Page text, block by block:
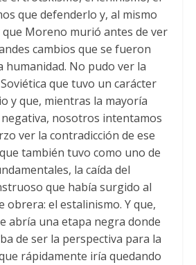
que defenderlo y, al mismo
Moreno murió antes de ver
cambios que se fueron
humanidad. No pudo ver la
que tuvo un carácter
y que, mientras la mayoría
nosotros intentamos
ver la contradicción de ese
también tuvo como uno de
la caída del
que había surgido al
obrera: el estalinismo. Y que,
abría una etapa negra donde
de ser la perspectiva para la
rápidamente iría quedando